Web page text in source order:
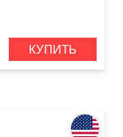
КУПИТЬ